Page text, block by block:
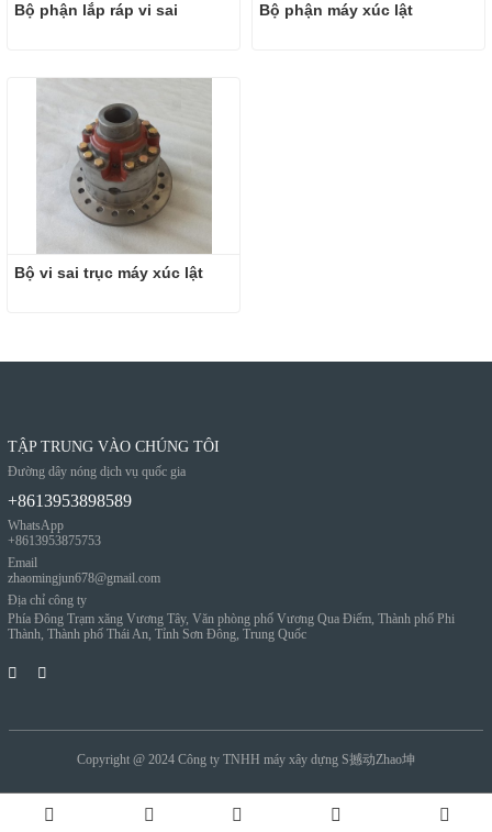
Bộ phận lắp ráp vi sai Bộ phận máy xúc lật
Bộ vi sai trục máy xúc lật
TẬP TRUNG VÀO CHÚNG TÔI
Đường dây nóng dịch vụ quốc gia
+8613953898589
WhatsApp
+8613953875753
Email
zhaomingjun678@gmail.com
Địa chỉ công ty
Phía Đông Trạm xăng Vương Tây, Văn phòng phố Vương Qua Điếm, Thành phố Phi
Thành, Thành phố Thái An, Tỉnh Sơn Đông, Trung Quốc
Copyright @ 2024 Công ty TNHH máy xây dựng S撼动Zhao坤